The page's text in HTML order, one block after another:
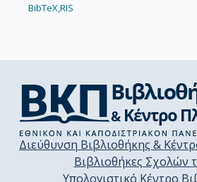
BibTeX,RIS
Διεύθυνση Βιβλιοθήκης &
Βιβλιοθήκες Σχολών
Υπολογιστικό Κέντρο